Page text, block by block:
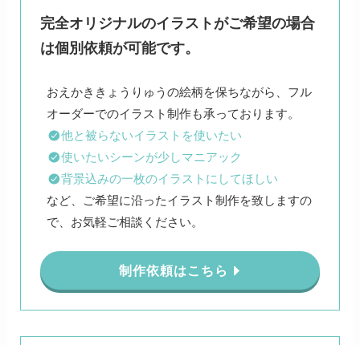
完全オリジナルのイラストがご希望の場合
は個別依頼が可能です。
おえかききょうりゅうの絵柄を保ちながら、フル
他と被らないイラストを使いたい
使いたいシーンが少しマニアック
背景込みの一枚のイラストにしてほしい
など、ご希望に沿ったイラスト制作を致しますの
で、お気軽ご相談ください。
制作依頼はこちら